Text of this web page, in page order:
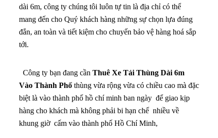
dài 6m, công ty chúng tôi luôn tự tin là địa chỉ có thể
mang đến cho Quý khách hàng những sự chọn lựa đúng
đắn, an toàn và tiết kiệm cho chuyến bảo vệ hàng hoá sắp
tới.
Công ty bạn đang cần Thuê Xe Tải Thùng Dài 6m
Vào Thành Phố thùng vừa rộng vừa có chiều cao mà đặc
biệt là vào thành phố hồ chí minh ban ngày để giao kịp
hàng cho khách mà không phải bi hạn chế nhiều về
khung giờ cấm vào thành phố Hồ Chí Minh,